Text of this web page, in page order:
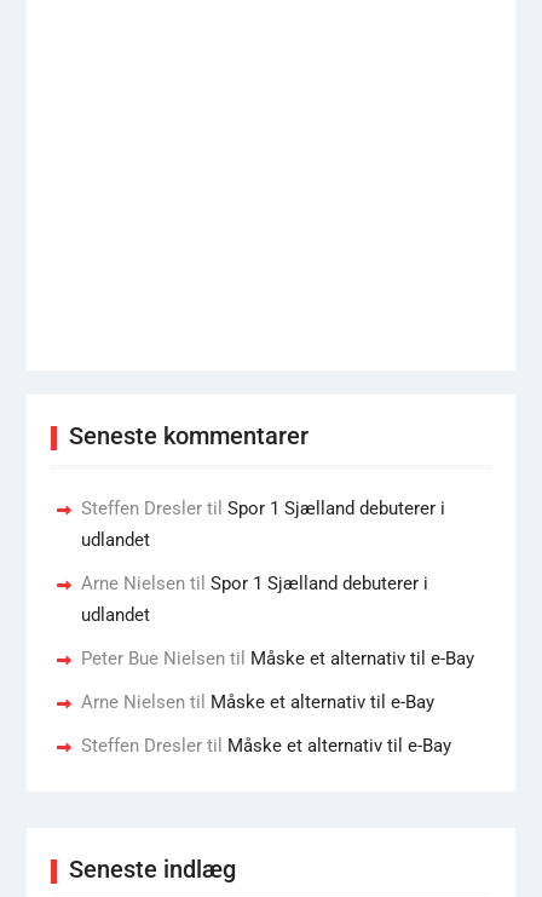
Seneste kommentarer
Steffen Dreslertil Spor 1 Sjælland debuterer i
udlandet
Arne Nielsentil Spor 1 Sjælland debuterer i
udlandet
Peter Bue Nielsentil Måske et alternativ til e-Bay
Arne Nielsentil Måske et alternativ til e-Bay
Steffen Dreslertil Måske et alternativ til e-Bay
Seneste indlæg